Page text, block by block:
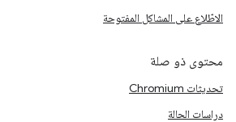
الاطّلاع على المشاكل المفتوحة
محتوى ذو صلة
تحديثات Chromium
دراسات الحالة